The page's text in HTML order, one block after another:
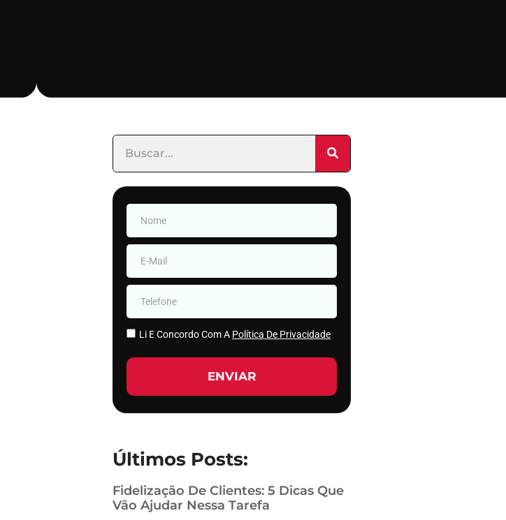
Li E Concordo Com A Política De Privacidade
ENVIAR
Últimos Posts:
Fidelização De Clientes: 5 Dicas Que
Vão Ajudar Nessa Tarefa